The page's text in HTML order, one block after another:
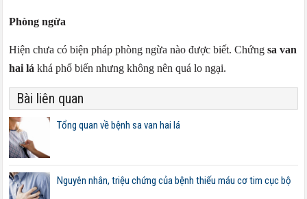
Phòng ngừa
Hiện chưa có biện pháp phòng ngừa nào được biết. Chứngsa van
hai lá khá phổ biến nhưng không nên quá lo ngại.
Bài liên quan
Tổng quan về bệnh sa van hai lá
Nguyên nhân, triệu chứng của bệnh thiếu máu cơ tim cục bộ